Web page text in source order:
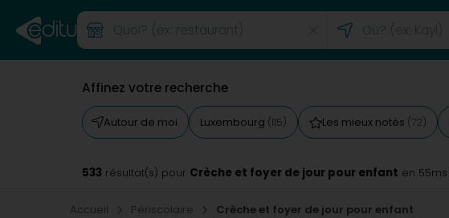
Affinez votre recherche
Autour de moi Luxembourg (115) Les mieux notés (72)
533 résultat(s) pour Crèche et foyer de jour pour enfant en 55ms
Accueil Périscolaire Crèche et foyer de jour pour enfant